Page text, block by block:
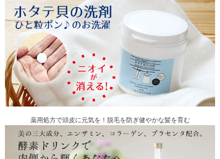
薬用処方で頭皮に元気を！脱毛を防ぎ健やかな髪を育む